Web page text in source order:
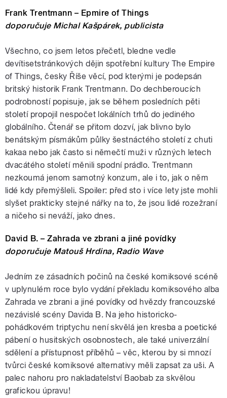
Frank Trentmann – Epmire of Things
doporučuje Michal Kašpárek, publicista
Všechno, co jsem letos přečetl, bledne vedle
devítisetstránkových dějin spotřební kultury The Empire
of Things, česky Říše věcí, pod kterými je podepsán
britský historik Frank Trentmann. Do dechberoucích
podrobností popisuje, jak se během posledních pěti
století propojil nespočet lokálních trhů do jediného
globálního. Čtenář se přitom dozví, jak blivno bylo
benátským písmákům půlky šestnáctého století z chuti
kakaa nebo jak často si němečtí muži v různých letech
dvacátého století měnili spodní prádlo. Trentmann
nezkoumá jenom samotný konzum, ale i to, jak o něm
lidé kdy přemýšleli. Spoiler: před sto i více lety jste mohli
slyšet prakticky stejné nářky na to, že jsou lidé rozežraní
a ničeho si neváží, jako dnes.
David B. – Zahrada ve zbrani a jiné povídky
doporučuje Matouš Hrdina, Radio Wave
Jedním ze zásadních počinů na české komiksové scéně
v uplynulém roce bylo vydání překladu komiksového alba
Zahrada ve zbrani a jiné povídky od hvězdy francouzské
nezávislé scény Davida B. Na jeho historicko-
pohádkovém triptychu není skvělá jen kresba a poetické
pábení o husitských osobnostech, ale také univerzální
sdělení a přístupnost příběhů – věc, kterou by si mnozí
tvůrci české komiksové alternativy měli zapsat za uši. A
palec nahoru pro nakladatelství Baobab za skvělou
grafickou úpravu!